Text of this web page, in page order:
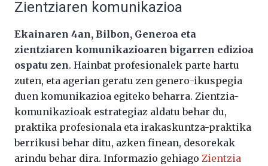
Zientziaren komunikazioa
Ekainaren 4an, Bilbon, Generoa eta
zientziaren komunikazioaren bigarren edizioa
ospatu zen. Hainbat profesionalek parte hartu
zuten, eta agerian geratu zen genero-ikuspegia
duen komunikazioa egiteko beharra. Zientzia-
komunikazioak estrategiaz aldatu behar du,
praktika profesionala eta irakaskuntza-praktika
berrikusi behar ditu, azken finean, desorekak
arindu behar dira. Informazio gehiago Zientzia